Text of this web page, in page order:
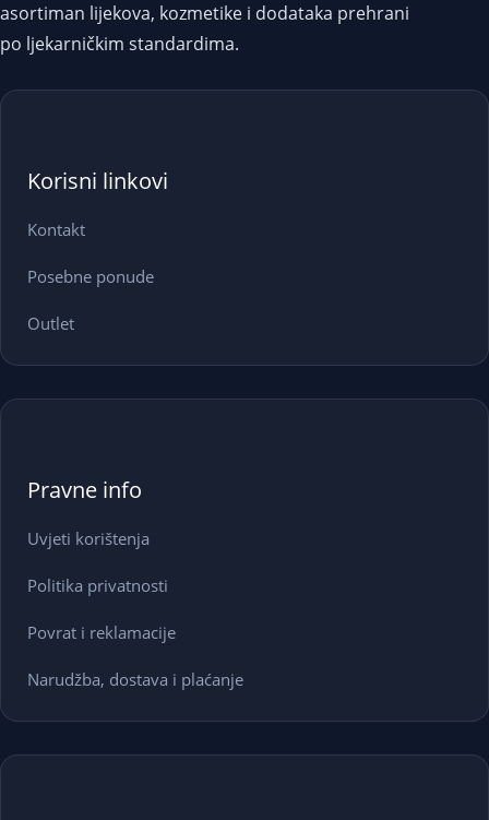
asortiman lijekova, kozmetike i dodataka prehrani
po ljekarničkim standardima.
Korisni linkovi
Kontakt
Posebne ponude
Outlet
Pravne info
Uvjeti korištenja
Politika privatnosti
Povrat i reklamacije
Narudžba, dostava i plaćanje